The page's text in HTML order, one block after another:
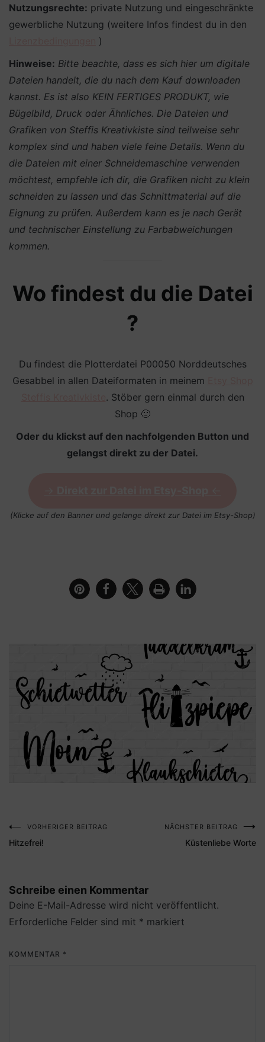
Nutzungsrechte: private Nutzung und eingeschränkte
gewerbliche Nutzung (weitere Infos findest du in den
)
Hinweise: Bitte beachte, dass es sich hier um digitale
Dateien handelt, die du nach dem Kauf downloaden
kannst. Es ist also KEIN FERTIGES PRODUKT, wie
Bügelbild, Druck oder Ähnliches. Die Dateien und
Grafiken von Steffis Kreativkiste sind teilweise sehr
komplex sind und haben viele feine Details. Wenn du
die Dateien mit einer Schneidemaschine verwenden
möchtest, empfehle ich dir, die Grafiken nicht zu klein
schneiden zu lassen und das Schnittmaterial auf die
Eignung zu prüfen. Außerdem kann es je nach Gerät
und technischer Einstellung zu Farbabweichungen
kommen.
Wo findest du die Datei
?
Du findest die Plotterdatei P00050 Norddeutsches
Gesabbel in allen Dateiformaten in meinem
. Stöber gern einmal durch den
Shop 🙂
Oder du klickst auf den nachfolgenden Button und
gelangst direkt zu der Datei.
(Klicke auf den Banner und gelange direkt zur Datei im Etsy-Shop)
Beitragsnavigation
VORHERIGER BEITRAG
Hitzefrei!
NÄCHSTER BEITRAG
Küstenliebe Worte
Schreibe einen Kommentar
Deine E-Mail-Adresse wird nicht veröffentlicht.
Erforderliche Felder sind mit * markiert
KOMMENTAR *